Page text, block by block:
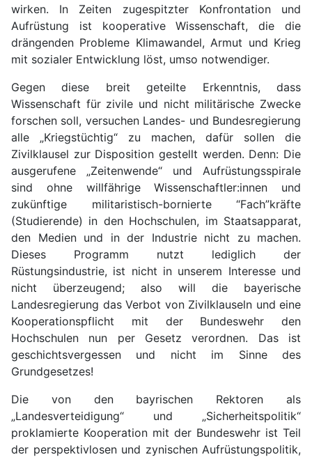
wirken. In Zeiten zugespitzter Konfrontation und
Aufrüstung ist kooperative Wissenschaft, die die
drängenden Probleme Klimawandel, Armut und Krieg
mit sozialer Entwicklung löst, umso notwendiger.
Gegen diese breit geteilte Erkenntnis, dass
Wissenschaft für zivile und nicht militärische Zwecke
forschen soll, versuchen Landes- und Bundesregierung
alle „Kriegstüchtig“ zu machen, dafür sollen die
Zivilklausel zur Disposition gestellt werden. Denn: Die
ausgerufene „Zeitenwende“ und Aufrüstungsspirale
sind ohne willfährige Wissenschaftler:innen und
zukünftige militaristisch-bornierte “Fach”kräfte
(Studierende) in den Hochschulen, im Staatsapparat,
den Medien und in der Industrie nicht zu machen.
Dieses Programm nutzt lediglich der
Rüstungsindustrie, ist nicht in unserem Interesse und
nicht überzeugend; also will die bayerische
Landesregierung das Verbot von Zivilklauseln und eine
Kooperationspflicht mit der Bundeswehr den
Hochschulen nun per Gesetz verordnen. Das ist
geschichtsvergessen und nicht im Sinne des
Grundgesetzes!
Die von den bayrischen Rektoren als
„Landesverteidigung“ und „Sicherheitspolitik“
proklamierte Kooperation mit der Bundeswehr ist Teil
der perspektivlosen und zynischen Aufrüstungspolitik,